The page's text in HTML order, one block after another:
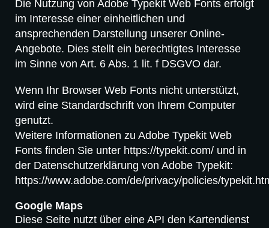
Die Nutzung von Adobe Typekit Web Fonts erfolgt
im Interesse einer einheitlichen und
ansprechenden Darstellung unserer Online-
Angebote. Dies stellt ein berechtigtes Interesse
im Sinne von Art. 6 Abs. 1 lit. f DSGVO dar.
Wenn Ihr Browser Web Fonts nicht unterstützt,
wird eine Standardschrift von Ihrem Computer
genutzt.
Weitere Informationen zu Adobe Typekit Web
Fonts finden Sie unter https://typekit.com/ und in
der Datenschutzerklärung von Adobe Typekit:
https://www.adobe.com/de/privacy/policies/
Google Maps
Diese Seite nutzt über eine API den Kartendienst